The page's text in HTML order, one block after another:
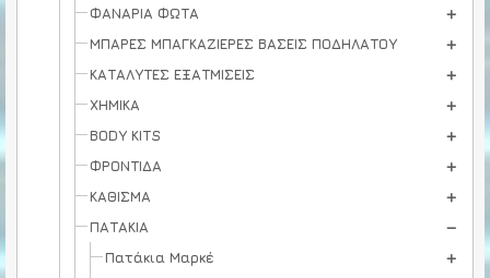
ΦΑΝΑΡΙΑ ΦΩΤΑ
ΜΠΑΡΕΣ ΜΠΑΓΚΑΖΙΕΡΕΣ ΒΑΣΕΙΣ ΠΟΔΗΛΑΤΟΥ
ΚΑΤΑΛΥΤΕΣ ΕΞΑΤΜΙΣΕΙΣ
ΧΗΜΙΚΑ
BODY KITS
ΦΡΟΝΤΙΔΑ
ΚΑΘΙΣΜΑ
ΠΑΤΑΚΙΑ
Πατάκια Μαρκέ